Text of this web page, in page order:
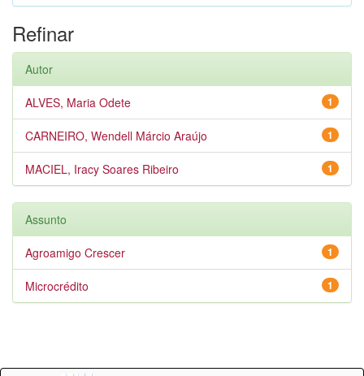
Refinar
Autor
1
ALVES, Maria Odete
1
CARNEIRO, Wendell Márcio Araújo
1
MACIEL, Iracy Soares Ribeiro
Assunto
1
Agroamigo Crescer
1
Microcrédito